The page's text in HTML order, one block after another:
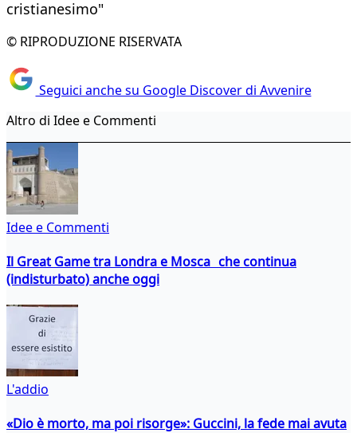
cristianesimo"
© RIPRODUZIONE RISERVATA
Seguici anche su Google Discover di Avvenire
Altro di Idee e Commenti
Idee e Commenti
Il Great Game tra Londra e Mosca che continua
(indisturbato) anche oggi
L'addio
«Dio è morto, ma poi risorge»: Guccini, la fede mai avuta